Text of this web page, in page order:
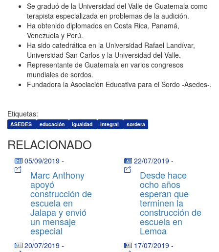
Se graduó de la Universidad del Valle de Guatemala como
terapista especializada en problemas de la audición.
Ha obtenido diplomados en Costa Rica, Panamá,
Venezuela y Perú.
Ha sido catedrática en la Universidad Rafael Landívar,
Universidad San Carlos y la Universidad del Valle.
Representante de Guatemala en varios congresos
mundiales de sordos.
Fundadora la Asociación Educativa para el Sordo -Asedes-.
Etiquetas:
ASEDES educación igualdad integral sordera
RELACIONADO
05/09/2019 -
Marc Anthony
apoyó
construcción de
escuela en
Jalapa y envió
un mensaje
especial
22/07/2019 -
Desde hace
ocho años
esperan que
terminen la
construcción de
escuela en
Lemoa
20/07/2019 - 17/07/2019 -